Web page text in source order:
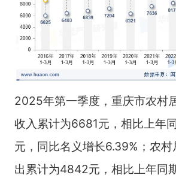
2025年第一季度，重庆市农村
收入累计为6681元，相比上年
元，同比名义增长6.39%；农
出累计为4842元，相比上年同